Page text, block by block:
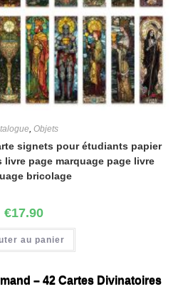
Objets
signets pour étudiants papier
page marquage page livre
bricolage
€17.90
au panier